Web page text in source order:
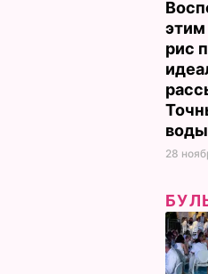
этим
рис
28